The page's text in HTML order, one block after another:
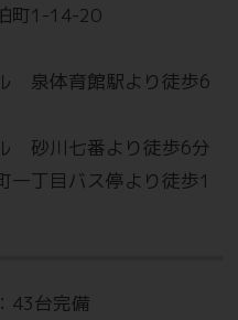
町1-14-20
泉体育館駅より徒歩6
砂川七番より徒歩6分
丁目バス停より徒歩1
43台完備